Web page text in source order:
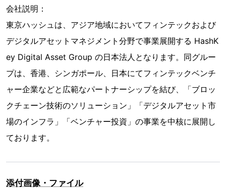
会社説明：
東京ハッシュは、アジア地域においてフィンテックおよび
デジタルアセットマネジメント分野で事業展開する HashK
ey Digital Asset Group の日本法人となります。同グルー
プは、香港、シンガポール、日本にてフィンテックベンチ
ャー企業などと広範なパートナーシップを結び、「ブロッ
クチェーン技術のソリューション」「デジタルアセット市
場のインフラ」「ベンチャー投資」の事業を中核に展開し
ております。
添付画像・ファイル